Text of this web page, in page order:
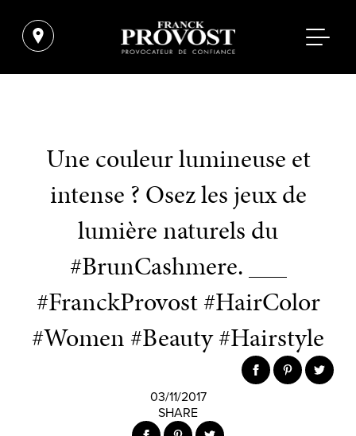
Une couleur lumineuse et
intense ? Osez les jeux de
lumière naturels du
#BrunCashmere. ___
#FranckProvost #HairColor
#Women #Beauty #Hairstyle
03/11/2017
SHARE